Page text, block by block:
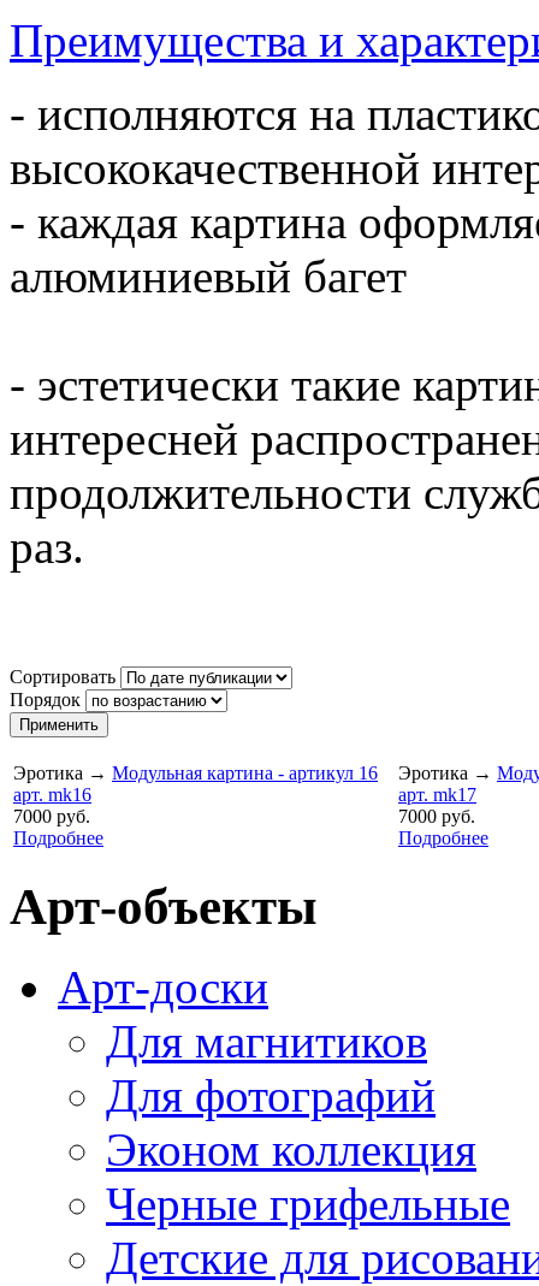
Преимущества и
- исполняются на
высококачественной
- каждая картина
алюминиевый багет
- эстетически такие
интересней
продолжительности
раз.
Сортировать
Порядок
Эротика → Модульная картина - артикул 16
арт. mk16
7000 руб.
Подробнее
Эротика →
арт. mk17
7000 руб.
Подробнее
Арт-объекты
Арт-доски
Для магнитиков
Для фотографий
Эконом коллекция
Черные грифельные
Детские для